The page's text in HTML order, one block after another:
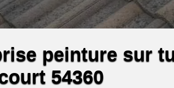
peinture sur
54360